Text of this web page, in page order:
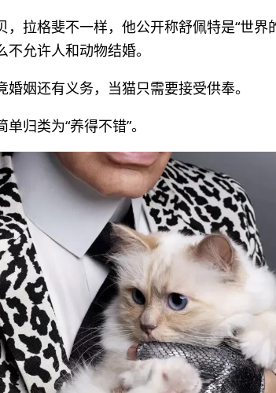
拉格斐不一样，他公开称舒佩特是“世界
允许人和动物结婚。
姻还有义务，当猫只需要接受供奉。
归类为“养得不错”。